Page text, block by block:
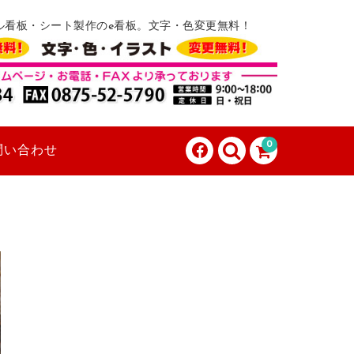
板・シート製作のe看板。文字・色変更無料！
0
い合わせ